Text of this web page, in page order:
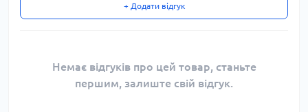
+ Додати відгук
Немає відгуків про цей товар, станьте
першим, залиште свій відгук.